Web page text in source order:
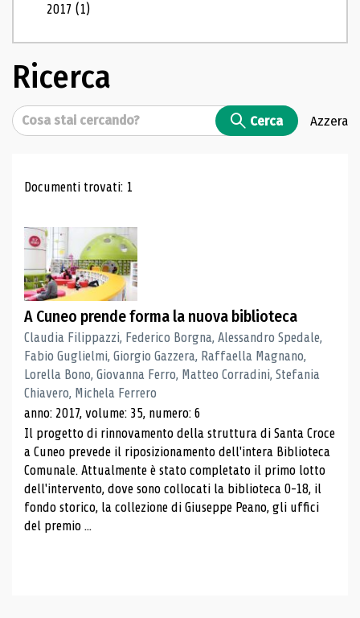
2017(1)
Ricerca
Cerca Cerca Azzera
Risultati di ricerca
Documenti trovati: 1
A Cuneo prende forma la nuova biblioteca
Claudia Filippazzi, Federico Borgna, Alessandro Spedale,
Fabio Guglielmi, Giorgio Gazzera, Raffaella Magnano,
Lorella Bono, Giovanna Ferro, Matteo Corradini, Stefania
Chiavero, Michela Ferrero
anno: 2017, volume: 35, numero: 6
Il progetto di rinnovamento della struttura di Santa Croce
a Cuneo prevede il riposizionamento dell'intera Biblioteca
Comunale. Attualmente è stato completato il primo lotto
dell'intervento, dove sono collocati la biblioteca 0-18, il
fondo storico, la collezione di Giuseppe Peano, gli uffici
del premio ...